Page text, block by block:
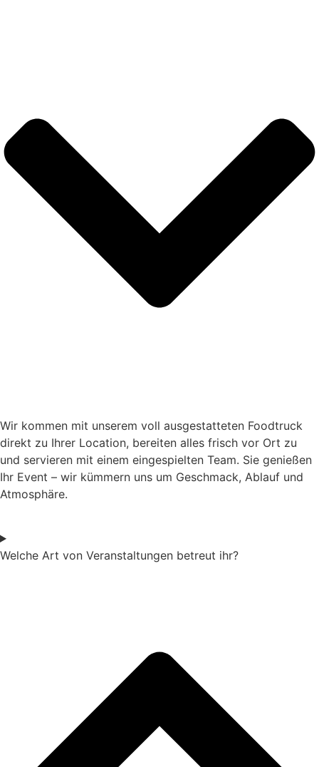
Wir kommen mit unserem voll ausgestatteten Foodtruck
direkt zu Ihrer Location, bereiten alles frisch vor Ort zu
und servieren mit einem eingespielten Team. Sie genießen
Ihr Event – wir kümmern uns um Geschmack, Ablauf und
Atmosphäre.
Welche Art von Veranstaltungen betreut ihr?